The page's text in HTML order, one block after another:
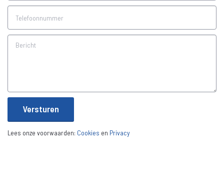
Versturen
Lees onze voorwaarden: Cookies en Privacy